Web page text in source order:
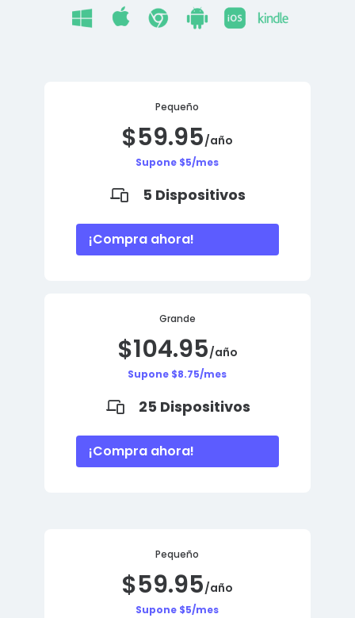
Pequeño
$59.95/año
Supone $5/mes
5 Dispositivos
¡Compra ahora!
Grande
$104.95/año
Supone $8.75/mes
25 Dispositivos
¡Compra ahora!
Pequeño
$59.95/año
Supone $5/mes